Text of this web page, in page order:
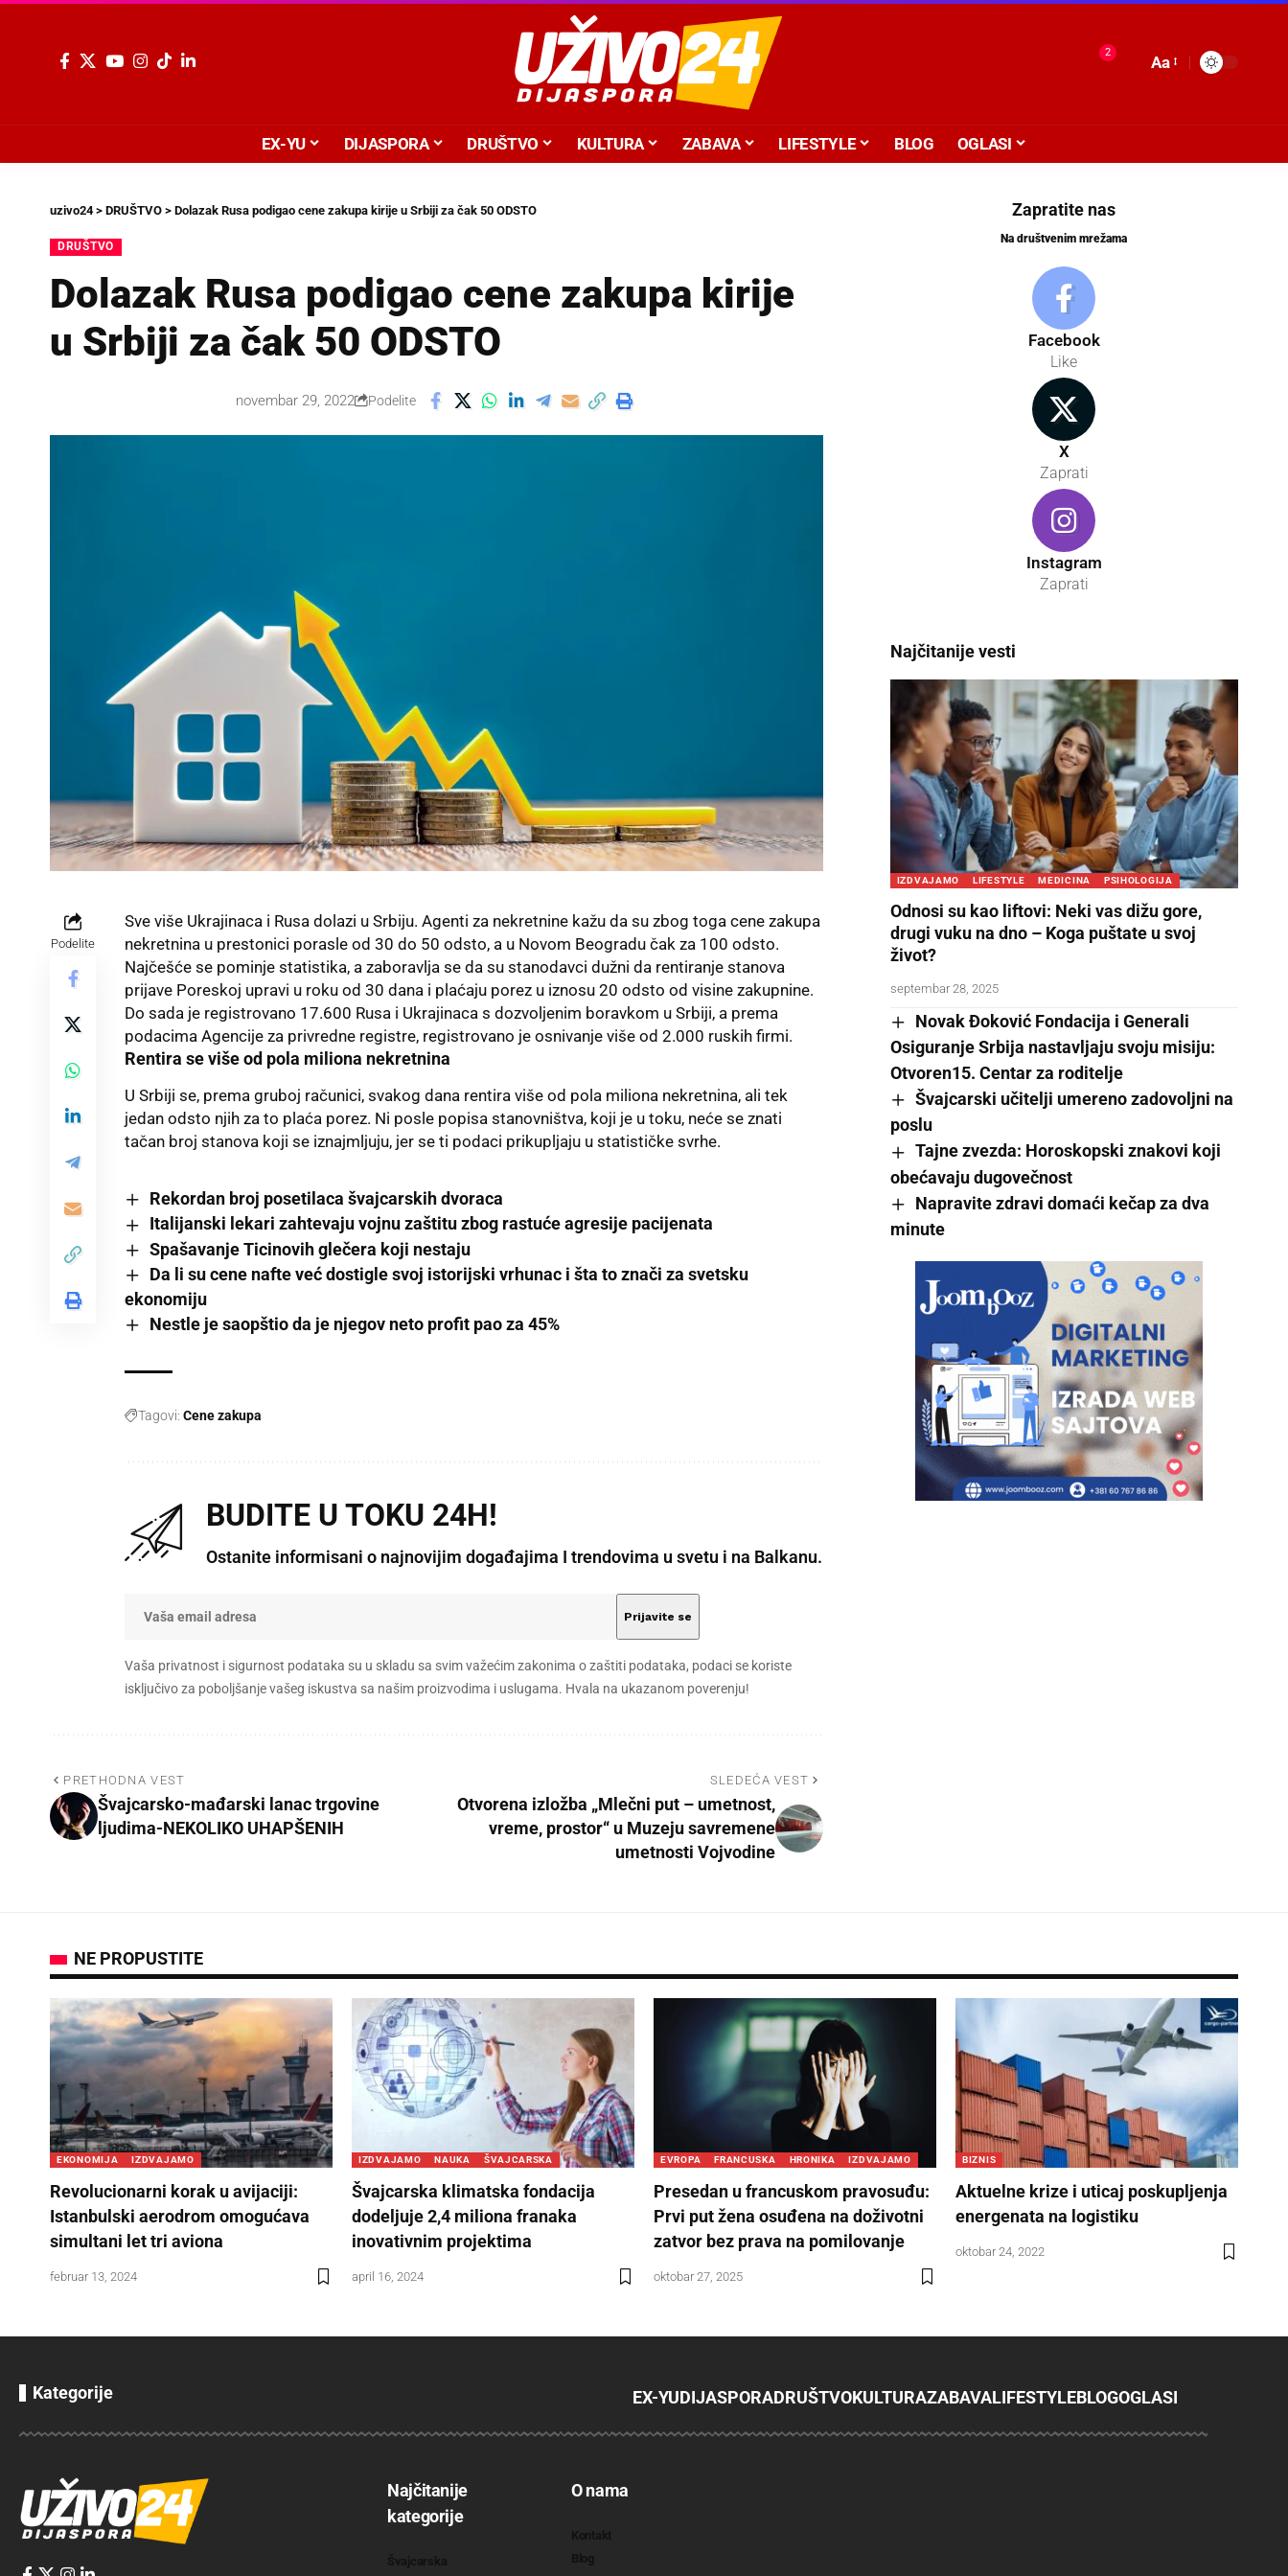
2
Aa
EX-YU DIJASPORA DRUŠTVO KULTURA ZABAVA LIFESTYLE BLOG OGLASI
uzivo24> DRUŠTVO > Dolazak Rusa podigao cene zakupa kirije u Srbiji za čak 50 ODSTO
DRUŠTVO
Dolazak Rusa podigao cene zakupa kirije
u Srbiji za čak 50 ODSTO
novembar 29, 2022 Podelite
Podelite
Sve više Ukrajinaca i Rusa dolazi u Srbiju. Agenti za nekretnine kažu da su zbog toga cene zakupa
nekretnina u prestonici porasle od 30 do 50 odsto, a u Novom Beogradu čak za 100 odsto.
Najčešće se pominje statistika, a zaboravlja se da su stanodavci dužni da rentiranje stanova
prijave Poreskoj upravi u roku od 30 dana i plaćaju porez u iznosu 20 odsto od visine zakupnine.
Do sada je registrovano 17.600 Rusa i Ukrajinaca s dozvoljenim boravkom u Srbiji, a prema
podacima Agencije za privredne registre, registrovano je osnivanje više od 2.000 ruskih firmi.
Rentira se više od pola miliona nekretnina
U Srbiji se, prema gruboj računici, svakog dana rentira više od pola miliona nekretnina, ali tek
jedan odsto njih za to plaća porez. Ni posle popisa stanovništva, koji je u toku, neće se znati
tačan broj stanova koji se iznajmljuju, jer se ti podaci prikupljaju u statističke svrhe.
Rekordan broj posetilaca švajcarskih dvoraca
Italijanski lekari zahtevaju vojnu zaštitu zbog rastuće agresije pacijenata
Spašavanje Ticinovih glečera koji nestaju
Da li su cene nafte već dostigle svoj istorijski vrhunac i šta to znači za svetsku
ekonomiju
Nestle je saopštio da je njegov neto profit pao za 45%
Tagovi: Cene zakupa
BUDITE U TOKU 24H!
Ostanite informisani o najnovijim događajima I trendovima u svetu i na Balkanu.
Vaša privatnost i sigurnost podataka su u skladu sa svim važećim zakonima o zaštiti podataka, podaci se koriste
isključivo za poboljšanje vašeg iskustva sa našim proizvodima i uslugama. Hvala na ukazanom poverenju!
PRETHODNA VEST
Švajcarsko-mađarski lanac trgovine
ljudima-NEKOLIKO UHAPŠENIH
SLEDEĆA VEST
Otvorena izložba „Mlečni put – umetnost,
vreme, prostor“ u Muzeju savremene
umetnosti Vojvodine
Zapratite nas
Na društvenim mrežama
Facebook
Like
X
Zaprati
Instagram
Zaprati
Najčitanije vesti
IZDVAJAMO LIFESTYLE MEDICINA PSIHOLOGIJA
Odnosi su kao liftovi: Neki vas dižu gore,
drugi vuku na dno – Koga puštate u svoj
život?
septembar 28, 2025
Novak Đoković Fondacija i Generali
Osiguranje Srbija nastavljaju svoju misiju:
Otvoren15. Centar za roditelje
Švajcarski učitelji umereno zadovoljni na
poslu
Tajne zvezda: Horoskopski znakovi koji
obećavaju dugovečnost
Napravite zdravi domaći kečap za dva
minute
NE PROPUSTITE
EKONOMIJA IZDVAJAMO
Revolucionarni korak u avijaciji:
Istanbulski aerodrom omogućava
simultani let tri aviona
februar 13, 2024
IZDVAJAMO NAUKA ŠVAJCARSKA
Švajcarska klimatska fondacija
dodeljuje 2,4 miliona franaka
inovativnim projektima
april 16, 2024
EVROPA FRANCUSKA HRONIKA IZDVAJAMO
Presedan u francuskom pravosuđu:
Prvi put žena osuđena na doživotni
zatvor bez prava na pomilovanje
oktobar 27, 2025
BIZNIS
Aktuelne krize i uticaj poskupljenja
energenata na logistiku
oktobar 24, 2022
Kategorije EX-YUDIJASPORADRUŠTVOKULTURAZABAVALIFESTYLEBLOGOGLASI
Najčitanije
kategorije
O nama